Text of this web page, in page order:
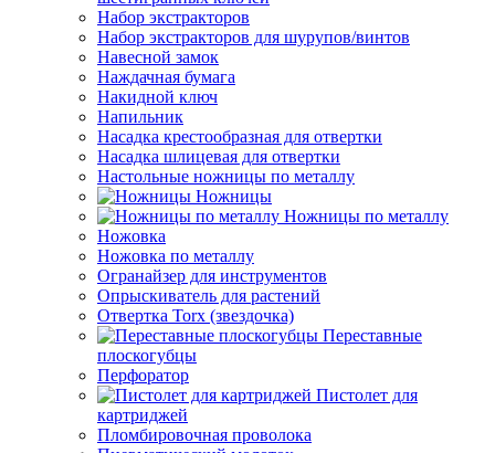
Набор экстракторов
Набор экстракторов для шурупов/винтов
Навесной замок
Наждачная бумага
Накидной ключ
Напильник
Насадка крестообразная для отвертки
Насадка шлицевая для отвертки
Настольные ножницы по металлу
Ножницы
Ножницы по металлу
Ножовка
Ножовка по металлу
Огранайзер для инструментов
Опрыскиватель для растений
Отвертка Torx (звездочка)
Переставные
плоскогубцы
Перфоратор
Пистолет для
картриджей
Пломбировочная проволока